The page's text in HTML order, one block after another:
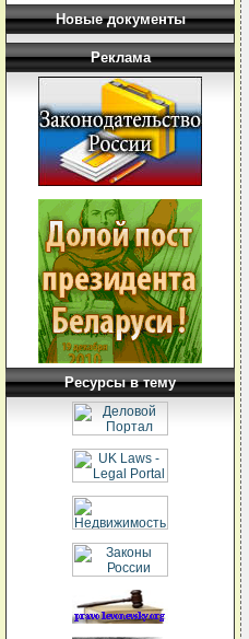
Новые документы
Реклама
Ресурсы в тему